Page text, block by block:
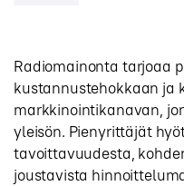
Radiomainonta tarjoaa
kustannustehokkaan ja
markkinointikanavan,
yleisön. Pienyrittäjät
tavoittavuudesta,
joustavista